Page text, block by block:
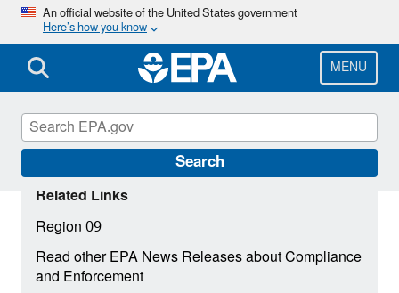
Skip
main
content
An official website of the United States government
Here’s how you know
MENU
Search
Related Links
Region 09
Read other EPA News Releases about Compliance
and Enforcement